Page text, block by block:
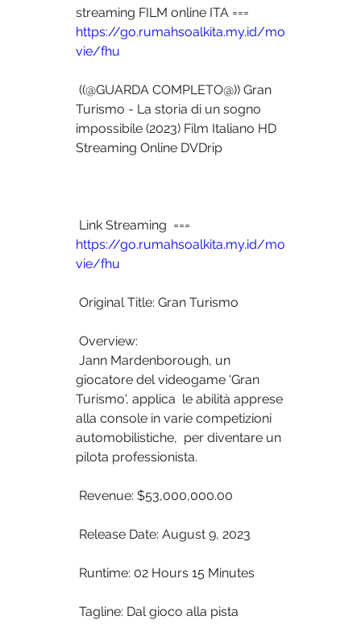
https://go.rumahsoalkita.my.id/mo
vie/fhu
Turismo - La storia di un sogno
impossibile (2023) Film Italiano HD
Streaming Online DVDrip
https://go.rumahsoalkita.my.id/mo
vie/fhu
Original Title: Gran Turismo
Overview:
giocatore del videogame 'Gran
Turismo', applica  le abilità apprese
alla console in varie competizioni
automobilistiche,  per diventare un
pilota professionista.
Revenue: $53,000,000.00
Release Date: August 9, 2023
Runtime: 02 Hours 15 Minutes
Tagline: Dal gioco alla pista